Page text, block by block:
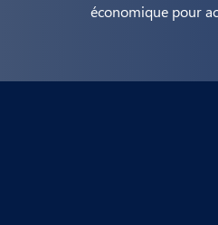
économique pour